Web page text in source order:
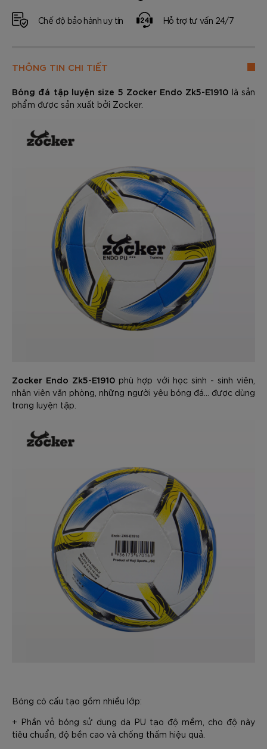
Chế độ bảo hành uy tín Hỗ trợ tư vấn 24/7
THÔNG TIN CHI TIẾT
Bóng đá tập luyện size 5 Zocker Endo Zk5-E1910 là sản
phẩm được sản xuất bởi Zocker.
Zocker Endo Zk5-E1910 phù hợp với học sinh - sinh viên,
nhân viên văn phòng, những người yêu bóng đá... được dùng
trong luyện tập.
Bóng có cấu tạo gồm nhiều lớp:
+ Phần vỏ bóng sử dụng da PU tạo độ mềm, cho độ này
tiêu chuẩn, độ bền cao và chống thấm hiệu quả.